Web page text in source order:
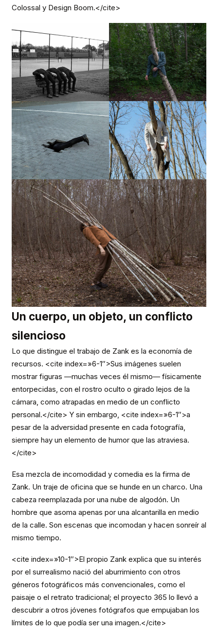
Colossal y Design Boom.</cite>
Un cuerpo, un objeto, un conflicto
silencioso
Lo que distingue el trabajo de Zank es la economía de
recursos. <cite index=»6-1″>Sus imágenes suelen
mostrar figuras —muchas veces él mismo— físicamente
entorpecidas, con el rostro oculto o girado lejos de la
cámara, como atrapadas en medio de un conflicto
personal.</cite> Y sin embargo, <cite index=»6-1″>a
pesar de la adversidad presente en cada fotografía,
siempre hay un elemento de humor que las atraviesa.
</cite>
Esa mezcla de incomodidad y comedia es la firma de
Zank. Un traje de oficina que se hunde en un charco. Una
cabeza reemplazada por una nube de algodón. Un
hombre que asoma apenas por una alcantarilla en medio
de la calle. Son escenas que incomodan y hacen sonreír al
mismo tiempo.
<cite index=»10-1″>El propio Zank explica que su interés
por el surrealismo nació del aburrimiento con otros
géneros fotográficos más convencionales, como el
paisaje o el retrato tradicional; el proyecto 365 lo llevó a
descubrir a otros jóvenes fotógrafos que empujaban los
límites de lo que podía ser una imagen.</cite>